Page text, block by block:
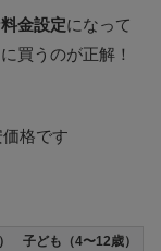
金設定になって
買うのが正解！
格です
子ども（4〜12歳）